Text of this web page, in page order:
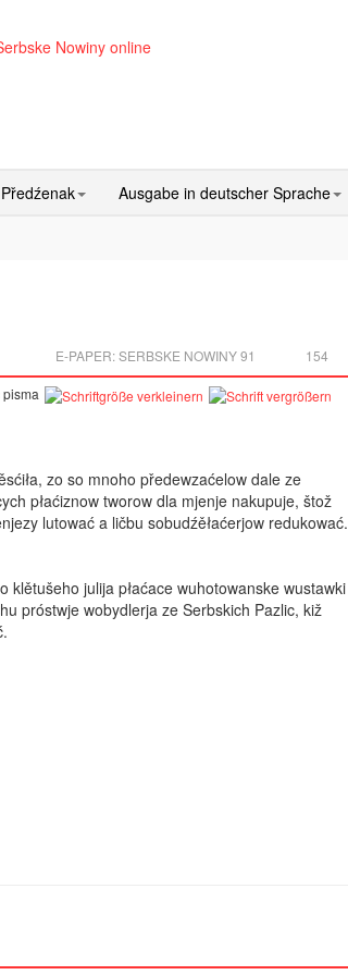
Předźenak Ausgabe in deutscher Sprache
154
E-PAPER:SERBSKE NOWINY 91
zo so mnoho předewzaćelow dale ze
płaćiznow tworow dla mjenje nakupuje, štož
lutować a ličbu sobudźěłaćerjow redukować.
klětušeho julija płaćace wuhotowanske wustawki
próstwje wobydlerja ze Serbskich Pazlic, kiž